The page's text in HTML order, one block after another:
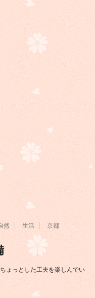
然 生活 京都
ょっとした工夫を楽しんでい